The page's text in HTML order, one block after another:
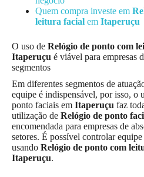
Quem compra investe em
leitura facial em Itaperuçu
O uso de Relógio de ponto com
Itaperuçu é viável para empresas
segmentos
Em diferentes segmentos de
equipe é indispensável, por isso, o
ponto faciais em Itaperuçu faz
utilização de Relógio de ponto
encomendada para empresas de
setores. É possível controlar
usando Relógio de ponto com
Itaperuçu.